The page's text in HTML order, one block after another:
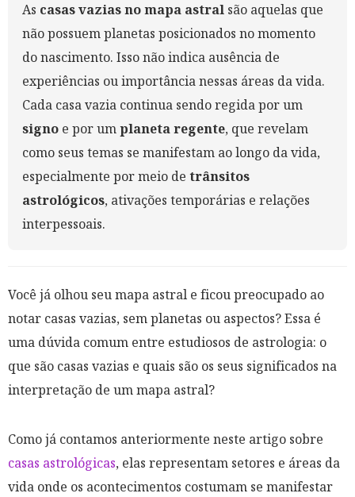
As casas vazias no mapa astral são aquelas que
não possuem planetas posicionados no momento
do nascimento. Isso não indica ausência de
experiências ou importância nessas áreas da vida.
Cada casa vazia continua sendo regida por um
signo e por umplaneta regente, que revelam
como seus temas se manifestam ao longo da vida,
especialmente por meio de trânsitos
astrológicos, ativações temporárias e relações
interpessoais.
Você já olhou seu mapa astral e ficou preocupado ao
notar casas vazias, sem planetas ou aspectos? Essa é
uma dúvida comum entre estudiosos de astrologia: o
que são casas vazias e quais são os seus significados na
interpretação de um mapa astral?
Como já contamos anteriormente neste artigo sobre
casas astrológicas, elas representam setores e áreas da
vida onde os acontecimentos costumam se manifestar